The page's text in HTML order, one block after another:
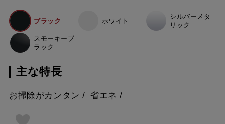
ブラック ホワイト
シルバーメタ
リック
スモーキーブ
ラック
主な特長
お掃除がカンタン 省エネ